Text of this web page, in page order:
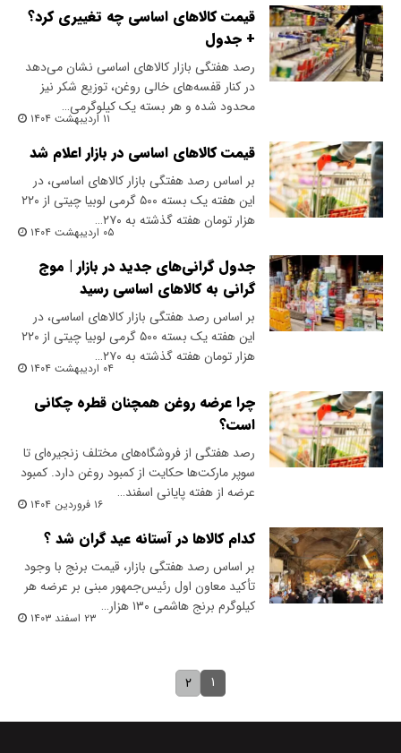
قیمت کالاهای اساسی چه تغییری کرد؟
+ جدول
رصد هفتگی بازار کالاهای اساسی نشان می‌دهد
در کنار قفسه‌های خالی روغن، توزیع شکر نیز
محدود شده و هر بسته‌ یک کیلوگرمی…
۱۱ اردیبهشت ۱۴۰۴
قیمت کالا‌های اساسی در بازار اعلام شد
بر اساس رصد هفتگی بازار کالاهای اساسی، در
این هفته یک بسته ۵۰۰ گرمی لوبیا چیتی از ۲۲۰
هزار تومان هفته گذشته به ۲۷۰…
۰۵ اردیبهشت ۱۴۰۴
جدول گرانی‌های جدید در بازار | موج
گرانی به کالاهای اساسی رسید
بر اساس رصد هفتگی بازار کالاهای اساسی، در
این هفته یک بسته ۵۰۰ گرمی لوبیا چیتی از ۲۲۰
هزار تومان هفته گذشته به ۲۷۰…
۰۴ اردیبهشت ۱۴۰۴
چرا عرضه روغن همچنان قطره چکانی
است؟
رصد هفتگی از فروشگاه‌های مختلف زنجیره‌ای تا
سوپر مارکت‌ها حکایت از کمبود روغن دارد. کمبود
عرضه از هفته پایانی اسفند…
۱۶ فروردین ۱۴۰۴
کدام کالاها در آستانه عید گران شد ؟
بر اساس رصد هفتگی بازار، قیمت برنج با وجود
تأکید معاون اول رئیس‌جمهور مبنی بر عرضه هر
کیلوگرم برنج هاشمی ۱۳۰ هزار…
۲۳ اسفند ۱۴۰۳
۱ ۲